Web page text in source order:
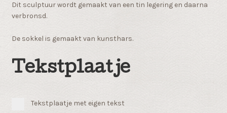
Dit sculptuur wordt gemaakt van een tin legering en daarna
verbronsd.
De sokkel is gemaakt van kunsthars.
Tekstplaatje
Tekstplaatje met eigen tekst